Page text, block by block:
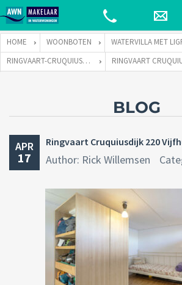
HOME WOONBOTEN
RINGVAART-CRUQUIUSDIJK 220 TE 2141 EW VIJFHUIZEN
BLOG
APR
17
Ringvaart Cruquiusdijk 220
Author: Rick Willemsen